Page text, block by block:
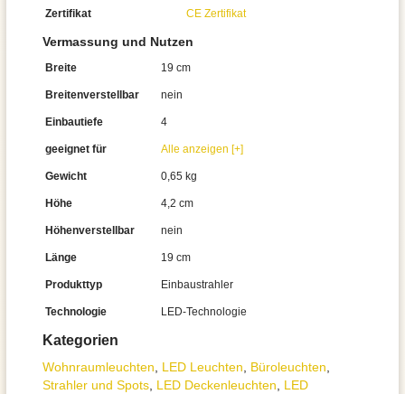
Kategorien
Wohnraum­leuchten LED Leuchten Büroleuchten
Strahler und Spots LED Deckenleuchten
LED
Zertifikat CE Zertifikat
Vermassung und Nutzen
Breite 19 cm
Breitenverstellbar nein
Einbautiefe 4
geeignet für Alle anzeigen [+]
Gewicht 0,65 kg
Höhe 4,2 cm
Höhenverstellbar nein
Länge 19 cm
Produkttyp Einbaustrahler
Technologie LED-Technologie